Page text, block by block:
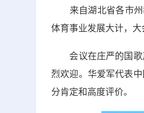
来自湖北省各市州
体育事业发展大计，
会议在庄严的国歌
烈欢迎。华爱军代表
分肯定和高度评价。